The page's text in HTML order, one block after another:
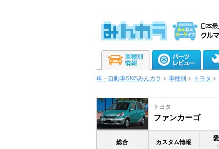
車・自動車SNSみんカラ 車種別 トヨタ
トヨタ
ファンカーゴ
総合 カスタム情報